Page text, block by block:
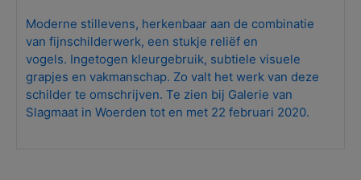
Moderne stillevens, herkenbaar aan de combinatie
van fijnschilderwerk, een stukje reliëf en
vogels. Ingetogen kleurgebruik, subtiele visuele
grapjes en vakmanschap. Zo valt het werk van deze
schilder te omschrijven. Te zien bij Galerie van
Slagmaat in Woerden tot en met 22 februari 2020.